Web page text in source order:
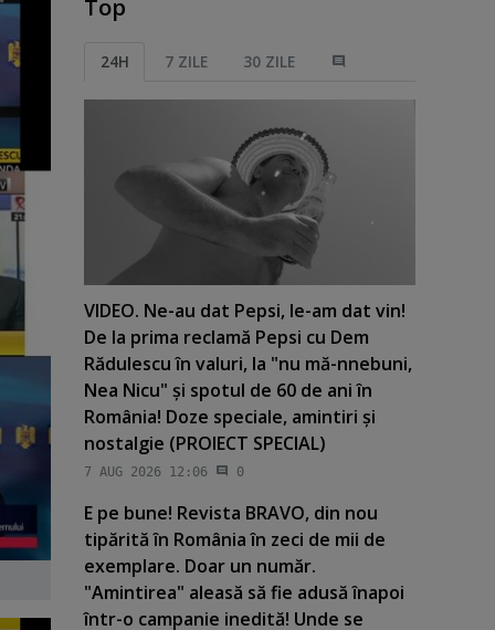
Top
24H 7 ZILE 30 ZILE
VIDEO. Ne-au dat Pepsi, le-am dat vin!
De la prima reclamă Pepsi cu Dem
Rădulescu în valuri, la "nu mă-nnebuni,
Nea Nicu" şi spotul de 60 de ani în
România! Doze speciale, amintiri şi
nostalgie (PROIECT SPECIAL)
7 AUG 2026 12:06 0
E pe bune! Revista BRAVO, din nou
tipărită în România în zeci de mii de
exemplare. Doar un număr.
"Amintirea" aleasă să fie adusă înapoi
într-o campanie inedită! Unde se